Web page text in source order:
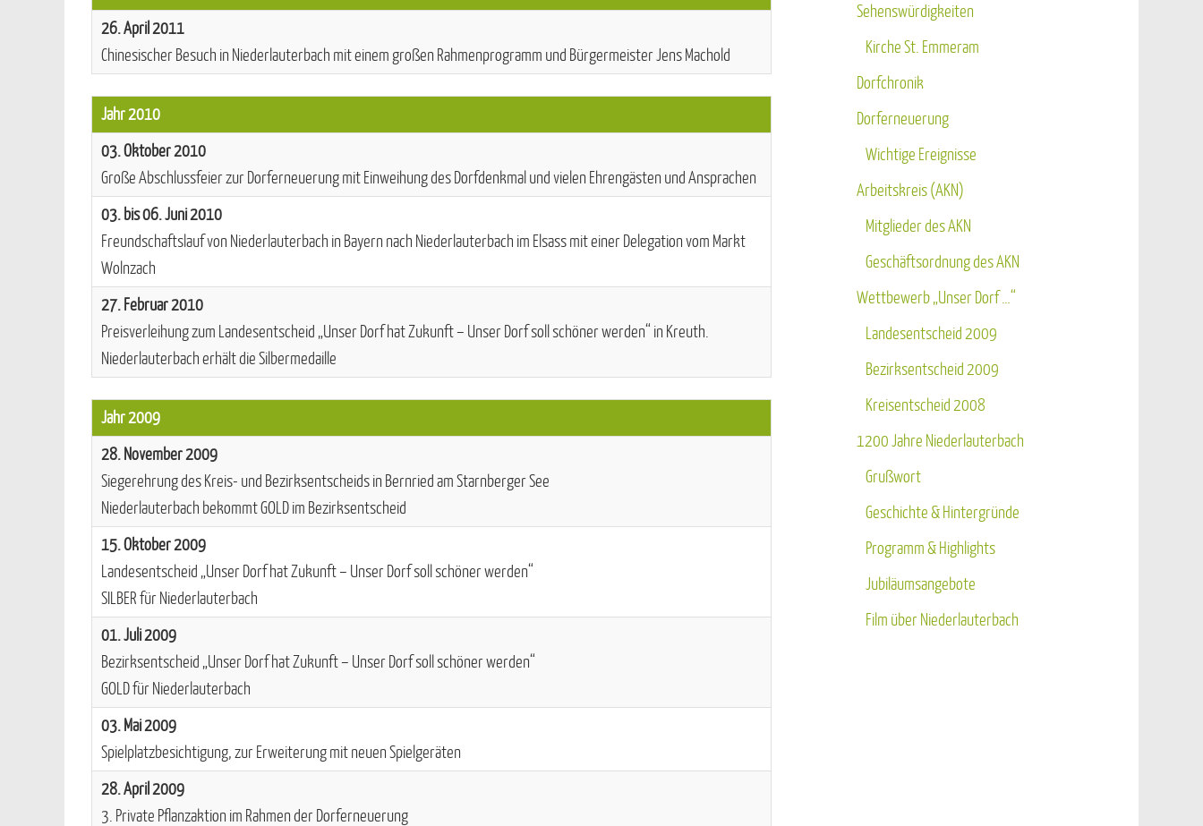
26. April 2011
Chinesischer Besuch in Niederlauterbach mit einem großen Rahmenprogramm und Bürgermeister Jens Machold
Jahr 2010
03. Oktober 2010
Große Abschlussfeier zur Dorferneuerung mit Einweihung des Dorfdenkmal und vielen Ehrengästen und Ansprachen
03. bis 06. Juni 2010
Freundschaftslauf von Niederlauterbach in Bayern nach Niederlauterbach im Elsass mit einer Delegation vom Markt
Wolnzach
27. Februar 2010
Preisverleihung zum Landesentscheid „Unser Dorf hat Zukunft – Unser Dorf soll schöner werden“ in Kreuth.
Niederlauterbach erhält die Silbermedaille
Jahr 2009
28. November 2009
Siegerehrung des Kreis- und Bezirksentscheids in Bernried am Starnberger See
Niederlauterbach bekommt GOLD im Bezirksentscheid
15. Oktober 2009
Landesentscheid „Unser Dorf hat Zukunft – Unser Dorf soll schöner werden“
SILBER für Niederlauterbach
01. Juli 2009
Bezirksentscheid „Unser Dorf hat Zukunft – Unser Dorf soll schöner werden“
GOLD für Niederlauterbach
03. Mai 2009
Spielplatzbesichtigung, zur Erweiterung mit neuen Spielgeräten
28. April 2009
3. Private Pflanzaktion im Rahmen der Dorferneuerung
Sehenswürdigkeiten
Kirche St. Emmeram
Dorfchronik
Dorferneuerung
Wichtige Ereignisse
Arbeitskreis (AKN)
Mitglieder des AKN
Geschäftsordnung des AKN
Wettbewerb „Unser Dorf …“
Landesentscheid 2009
Bezirksentscheid 2009
Kreisentscheid 2008
1200 Jahre Niederlauterbach
Grußwort
Geschichte & Hintergründe
Programm & Highlights
Jubiläumsangebote
Film über Niederlauterbach